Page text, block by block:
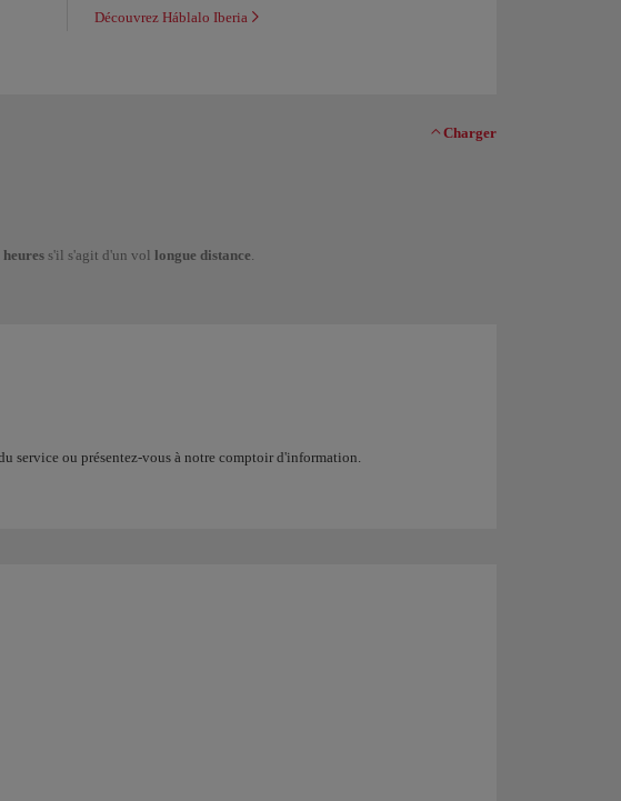
Découvrez Háblalo Iberia
Charger
heuress'il s'agit d'un vol longue distance.
service ou présentez-vous à notre comptoir d'information.